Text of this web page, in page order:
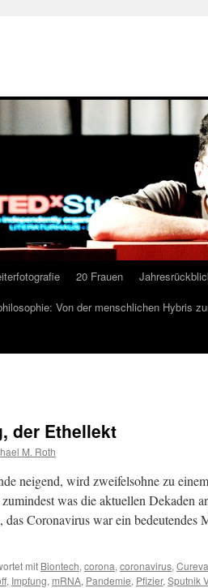
20 Frauen
Von der menschlichen Hybris
der Ethellekt
M. Roth
neigend, wird zweifelsohne zu
was die aktuellen Dekaden
Coronavirus war ein bedeutendes
mit Biontech, corona, coronavirus,
, Impfung, mRNA, Pandemie, Pfizier, Sputnik V